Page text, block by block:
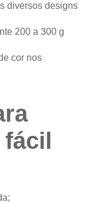
diversos designs
200 a 300 g
cor nos
fácil